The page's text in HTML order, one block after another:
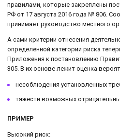
правилами, которые закреплены
РФ от 17 августа 2016 года № 806.
принимает руководство местного
А сами критерии отнесения
определенной категории риска
Приложения к постановлению
305. В их основе лежит оценка
несоблюдения установленных
тяжести возможных
ПРИМЕР
Высокий риск: